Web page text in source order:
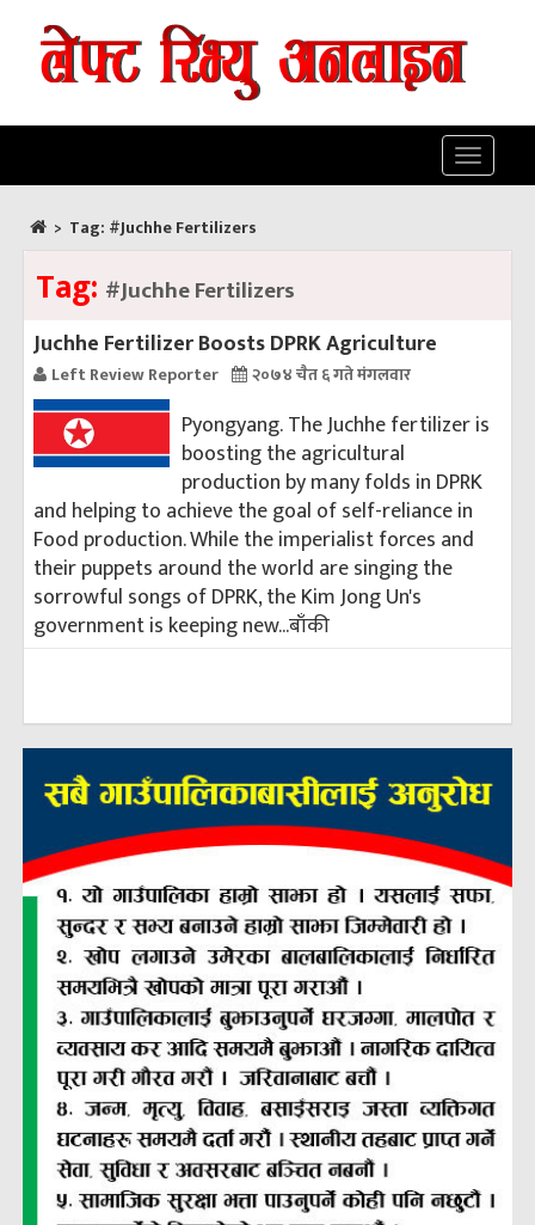
Toggle
> Tag: #Juchhe Fertilizers
Tag: #Juchhe Fertilizers
Juchhe Fertilizer Boosts DPRK Agriculture
Left Review Reporter २०७४ चैत ६ गते मंगलवार
Pyongyang. The Juchhe fertilizer is
boosting the agricultural
production by many folds in DPRK
and helping to achieve the goal of self-reliance in
Food production. While the imperialist forces and
their puppets around the world are singing the
sorrowful songs of DPRK, the Kim Jong Un's
government is keeping new...बाँकी